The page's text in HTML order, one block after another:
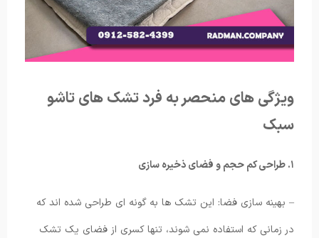
ویژگی های منحصر به فرد تشک های تاشو
سبک
۱. طراحی کم حجم و فضای ذخیره سازی
– بهینه سازی فضا: این تشک ها به گونه ای طراحی شده اند که
در زمانی که استفاده نمی شوند، تنها کسری از فضای یک تشک